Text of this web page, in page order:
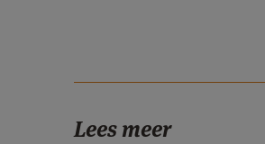
Lees meer